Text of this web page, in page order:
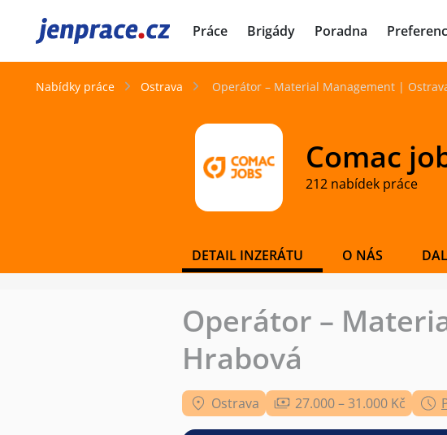
JenPráce.cz Práce Brigády Poradna
Nabídky práce Ostrava Operátor – Material Management |
Comac
212 nabídek práce
DETAIL INZERÁTU O NÁS
Operátor –
Hrabová
Ostrava 27.000 – 31.000 Kč